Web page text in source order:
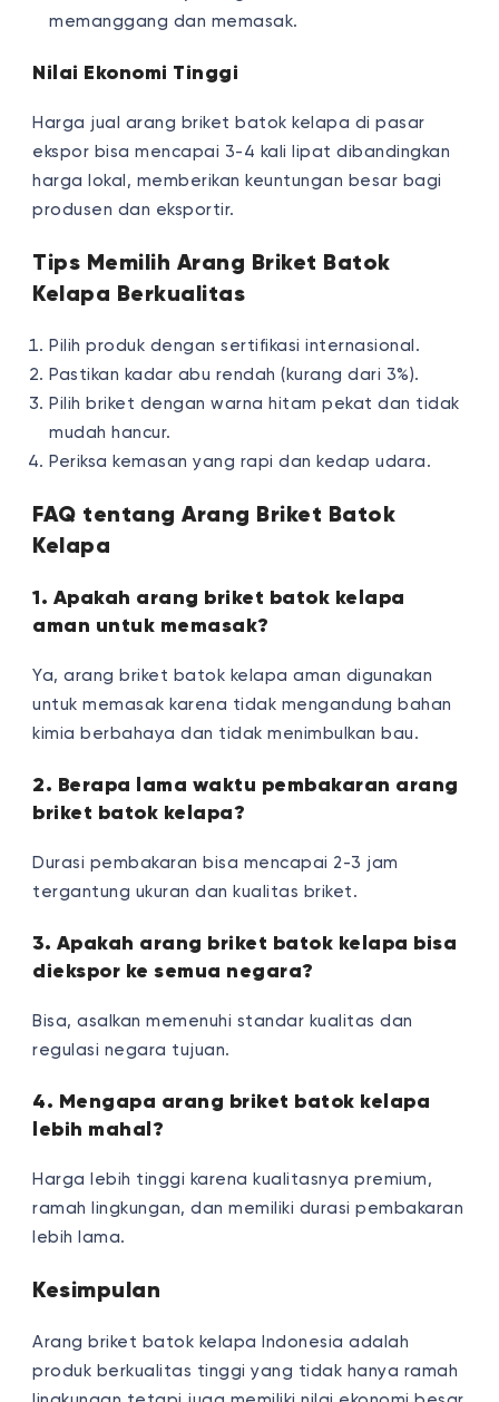
memanggang dan memasak.
Nilai Ekonomi Tinggi
Harga jual arang briket batok kelapa di pasar
ekspor bisa mencapai 3-4 kali lipat dibandingkan
harga lokal, memberikan keuntungan besar bagi
produsen dan eksportir.
Tips Memilih Arang Briket Batok
Kelapa Berkualitas
Pilih produk dengan sertifikasi internasional.
Pastikan kadar abu rendah (kurang dari 3%).
Pilih briket dengan warna hitam pekat dan tidak
mudah hancur.
Periksa kemasan yang rapi dan kedap udara.
FAQ tentang Arang Briket Batok
Kelapa
1. Apakah arang briket batok kelapa
aman untuk memasak?
Ya, arang briket batok kelapa aman digunakan
untuk memasak karena tidak mengandung bahan
kimia berbahaya dan tidak menimbulkan bau.
2. Berapa lama waktu pembakaran arang
briket batok kelapa?
Durasi pembakaran bisa mencapai 2-3 jam
tergantung ukuran dan kualitas briket.
3. Apakah arang briket batok kelapa bisa
diekspor ke semua negara?
Bisa, asalkan memenuhi standar kualitas dan
regulasi negara tujuan.
4. Mengapa arang briket batok kelapa
lebih mahal?
Harga lebih tinggi karena kualitasnya premium,
ramah lingkungan, dan memiliki durasi pembakaran
lebih lama.
Kesimpulan
Arang briket batok kelapa Indonesia adalah
produk berkualitas tinggi yang tidak hanya ramah